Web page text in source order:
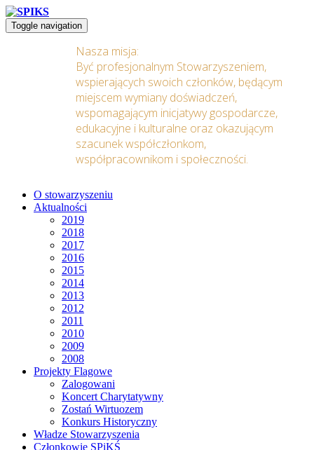
Toggle navigation
Nasza misja:
Być profesjonalnym Stowarzyszeniem,
wspierających swoich członków, będącym
miejscem wymiany doświadczeń,
wspomagającym inicjatywy gospodarcze,
edukacyjne i kulturalne oraz okazującym
szacunek współczłonkom,
współpracownikom i społeczności.
O stowarzyszeniu
Aktualności
2019
2018
2017
2016
2015
2014
2013
2012
2011
2010
2009
2008
Projekty Flagowe
Zalogowani
Koncert Charytatywny
Zostań Wirtuozem
Konkurs Historyczny
Władze Stowarzyszenia
Członkowie SPiKŚ